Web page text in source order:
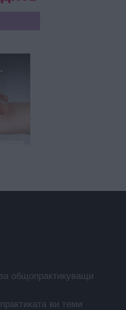
общопрактикуващи
ви теми